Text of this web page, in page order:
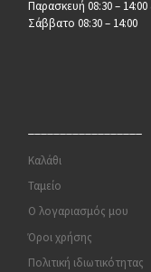
Παρασκευή 08:30 –
Σάββατο 08:30 – 14:00
Καλάθι
Ταμείο
Ο λογαριασμός μου
Όροι χρήσης
Πολιτική ιδιωτικότητας